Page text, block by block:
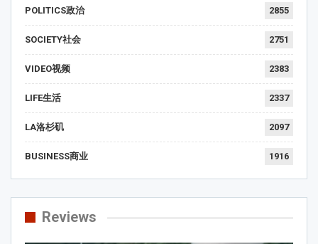
POLITICS政治 2855
SOCIETY社会 2751
VIDEO视频 2383
LIFE生活 2337
LA洛杉矶 2097
BUSINESS商业 1916
Reviews